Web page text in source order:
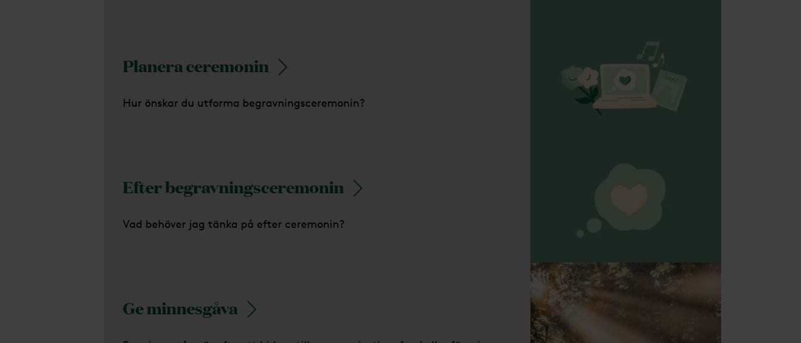
Planera ceremonin
Hur önskar du utforma begravningsceremonin?
Efter begravningsceremonin
Vad behöver jag tänka på efter ceremonin?
Ge minnesgåva